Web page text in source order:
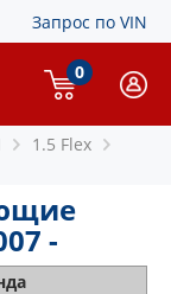
Запрос по VIN
0
1.5 Flex
-